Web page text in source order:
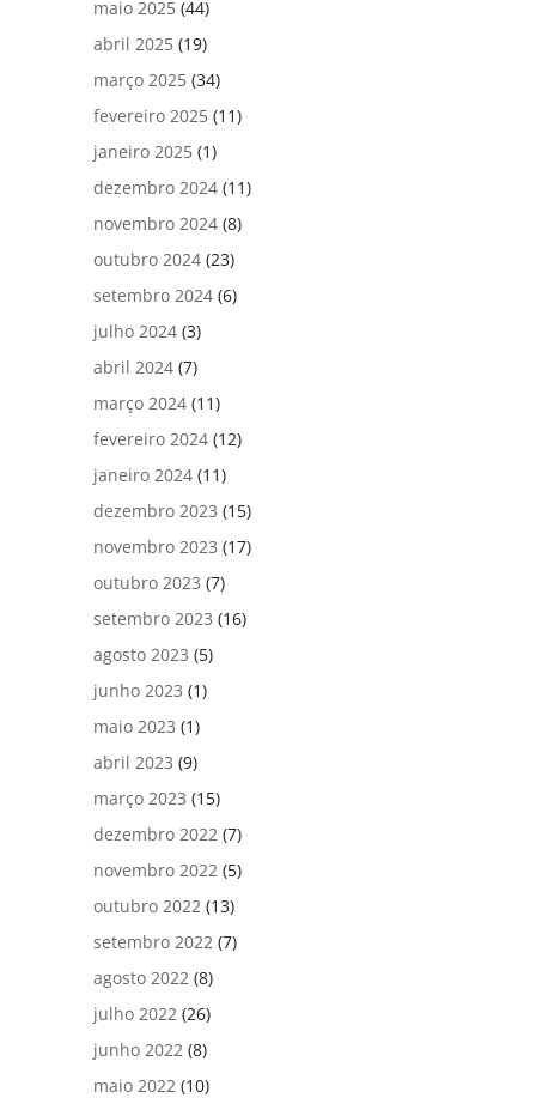
maio 2025 (44)
abril 2025 (19)
março 2025 (34)
fevereiro 2025 (11)
janeiro 2025 (1)
dezembro 2024 (11)
novembro 2024 (8)
outubro 2024 (23)
setembro 2024 (6)
julho 2024 (3)
abril 2024 (7)
março 2024 (11)
fevereiro 2024 (12)
janeiro 2024 (11)
dezembro 2023 (15)
novembro 2023 (17)
outubro 2023 (7)
setembro 2023 (16)
agosto 2023 (5)
junho 2023 (1)
maio 2023 (1)
abril 2023 (9)
março 2023 (15)
dezembro 2022 (7)
novembro 2022 (5)
outubro 2022 (13)
setembro 2022 (7)
agosto 2022 (8)
julho 2022 (26)
junho 2022 (8)
maio 2022 (10)